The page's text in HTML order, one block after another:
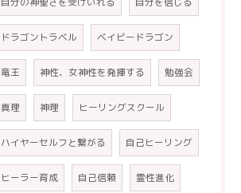
ドラゴントラベル ベイビードラゴン
竜王 神性、女神性を発揮する 勉強会
真理 神理 ヒーリングスクール
ハイヤーセルフと繋がる 自己ヒーリング
ヒーラー育成 自己信頼 霊性進化